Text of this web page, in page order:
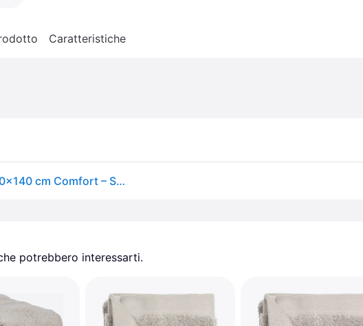
Caratteristiche
Asciugamano tipo terry beige in cotone 70x140 cm Comfort – Södahl | Asciugamani
potrebbero interessarti.